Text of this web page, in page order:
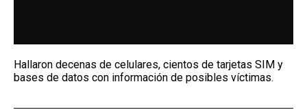
Hallaron decenas de celulares, cientos de tarjetas SIM y
bases de datos con información de posibles víctimas.